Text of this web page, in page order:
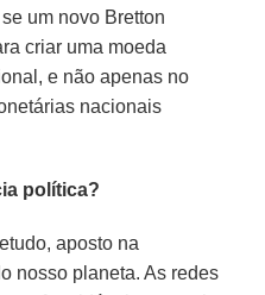
um novo Bretton
criar uma moeda
e não apenas no
nacionais
política?
aposto na
nosso planeta. As redes